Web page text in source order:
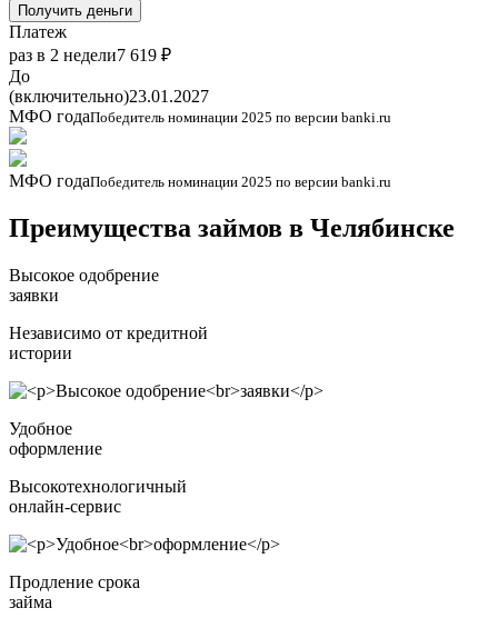
Получить деньги
Платеж
раз в 2 недели7 619 ₽
До
(включительно)23.01.2027
МФО годаПобедитель номинации 2025 по версии banki.ru
МФО годаПобедитель номинации 2025 по версии banki.ru
Преимущества займов в Челябинске
Высокое одобрение
заявки
Независимо от кредитной
истории
Удобное
оформление
Высокотехнологичный
онлайн-сервис
Продление срока
займа